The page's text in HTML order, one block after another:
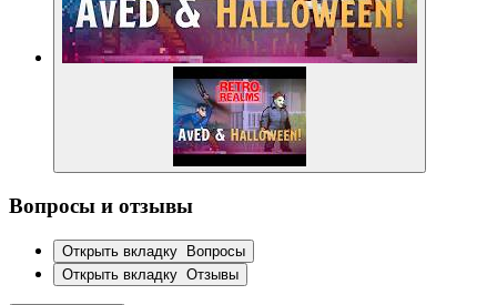
Вопросы и отзывы
Открыть вкладку Вопросы
Открыть вкладку Отзывы